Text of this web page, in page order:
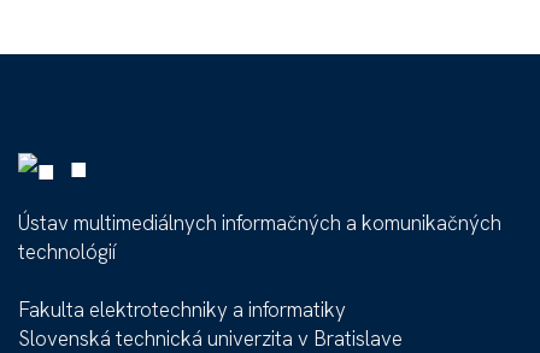
■
Ústav multimediálnych informačných a komunikačných
technológií
Fakulta elektrotechniky a informatiky
Slovenská technická univerzita v Bratislave